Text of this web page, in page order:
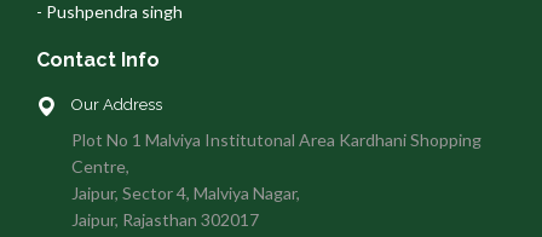
- Pushpendra singh
Contact Info
Our Address
Plot No 1 Malviya Institutonal Area Kardhani Shopping
Centre,
Jaipur, Sector 4, Malviya Nagar,
Jaipur, Rajasthan 302017